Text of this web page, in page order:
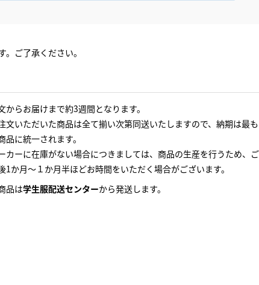
ご了承ください。
からお届けまで約3週間となります。
文いただいた商品は全て揃い次第同送いたしますので、納期は最も
品に統一されます。
カーに在庫がない場合につきましては、商品の生産を行うため、ご
1か月～１か月半ほどお時間をいただく場合がございます。
品は学生服配送センターから発送します。